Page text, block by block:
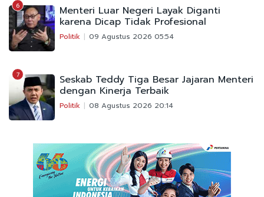
6 Menteri Luar Negeri Layak Diganti
karena Dicap Tidak Profesional
Politik 09 Agustus 2026 05:54
7 Seskab Teddy Tiga Besar Jajaran Menteri
dengan Kinerja Terbaik
Politik 08 Agustus 2026 20:14